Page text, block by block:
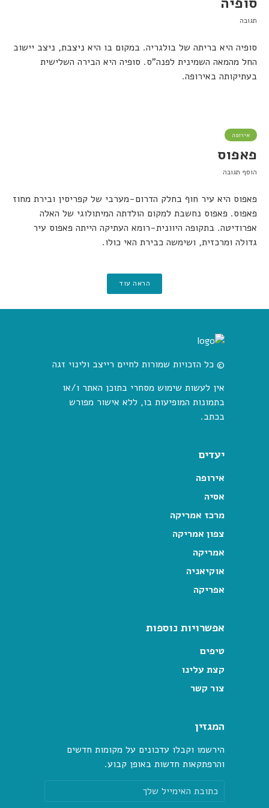
תגובה
סופיה היא בריתה של בולגריה. במקום בו היא ניצבת, ניצב יישוב
החל מהמאה השמינית לפנה"ס. סופיה היא הבירה השלישית
בעתיקותה באירופה.
אירופה
פאפוס
הוסף תגובה
פאפוס היא עיר חוף בחלק הדרום-מערבי של קפריסין ובירת מחוז
פאפוס. פאפוס נחשבת למקום הולדתה המיתולוגי של האלה
אפרודיטה. בתקופה היוונית-רומא העתיקה הייתה פאפוס עיר
גדולה ומרכזית, ושימשה כבירת האי כולו.
הראה עוד
© כל הזכויות שמורות לחיים רייצב ולינוי זגה
אין לעשות שימוש מסחרי בתוכן האתר ו/או
בתמונות המופיעות בו, ללא אישור מפורש
בכתב.
יעדים
אירופה
אסיה
מרכז אמריקה
צפון אמריקה
אמריקה
אוקיאניה
אפריקה
אפשרויות נוספות
טיפים
קצת עלינו
צור קשר
המגזין
הירשמו וקבלו עדכונים על מקומות חדשים
והרפתקאות חדשות באופן קבוע.